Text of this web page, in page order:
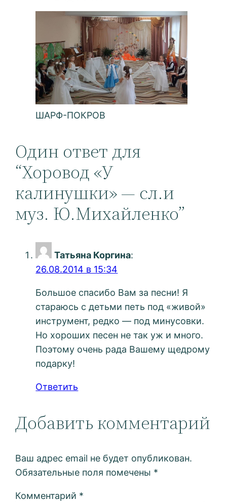
ШАРФ-ПОКРОВ
Один ответ для
“Хоровод «У
калинушки» — сл.и
муз. Ю.Михайленко”
Татьяна Коргина:
26.08.2014 в 15:34
Большое спасибо Вам за песни! Я
стараюсь с детьми петь под «живой»
инструмент, редко — под минусовки.
Но хороших песен не так уж и много.
Поэтому очень рада Вашему щедрому
подарку!
Ответить
Добавить комментарий
Ваш адрес email не будет опубликован.
Обязательные поля помечены *
Комментарий *